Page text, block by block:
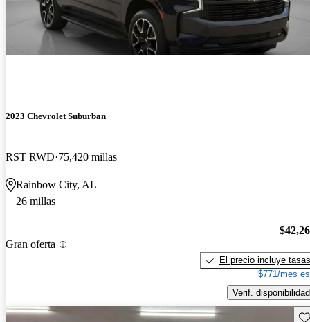
2023 Chevrolet Suburban
RST RWD 75,420 millas
Rainbow City, AL
26 millas
Gran oferta
El precio incluye tasas
$771/mes
Verif. disponibilidad